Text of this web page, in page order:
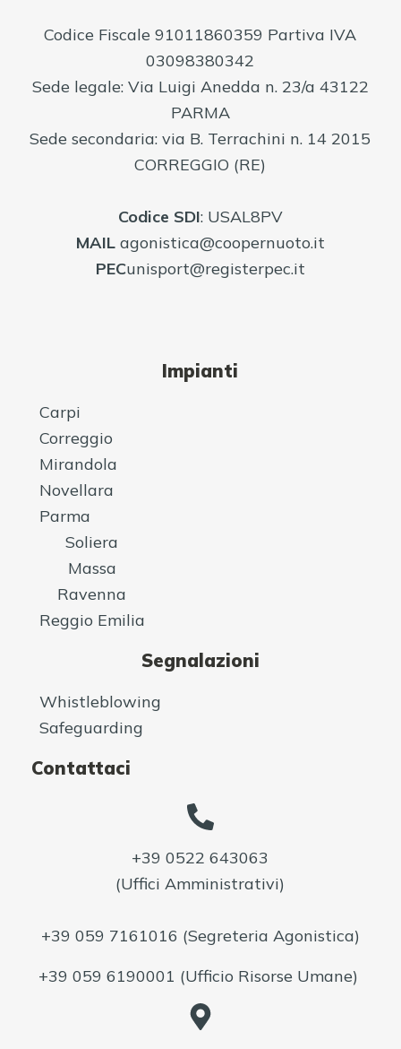
Codice Fiscale 91011860359 Partiva IVA
03098380342
Sede legale: Via Luigi Anedda n. 23/a 43122
PARMA
Sede secondaria: via B. Terrachini n. 14 2015
CORREGGIO (RE)
Codice SDI: USAL8PV
MAIL agonistica@coopernuoto.it
PECunisport@registerpec.it
Impianti
Carpi
Correggio
Mirandola
Novellara
Parma
Soliera
Massa
Ravenna
Reggio Emilia
Segnalazioni
Whistleblowing
Safeguarding
Contattaci
+39 0522 643063
(Uffici Amministrativi)
+39 059 7161016 (Segreteria Agonistica)
+39 059 6190001 (Ufficio Risorse Umane)